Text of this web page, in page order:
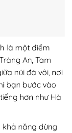
là một điểm
An, Tam
núi đá vôi, nơi
bạn bước vào
hơn như Hà
khả năng dừng